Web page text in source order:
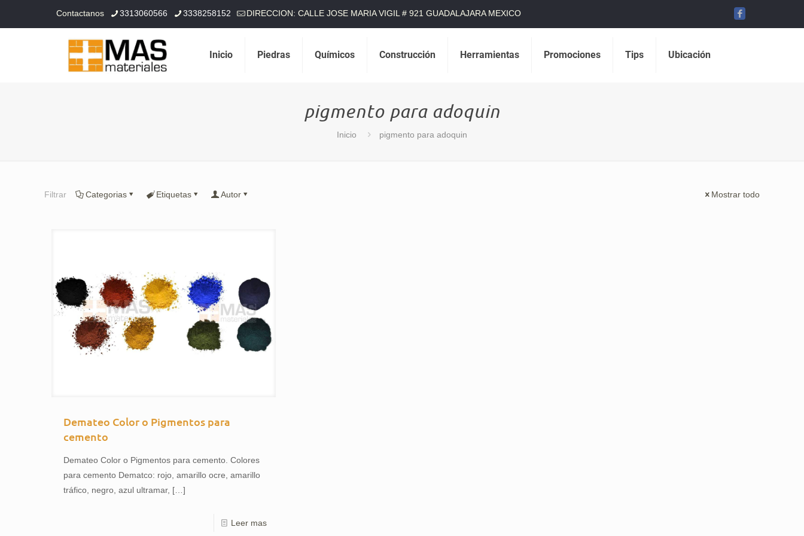
Contactanos 3313060566 3338258152 DIRECCION: CALLE JOSE MARIA VIGIL # 921 GUADALAJARA MEXICO
Inicio Piedras Químicos Construcción Herramientas Promociones Tips Ubicación
pigmento para adoquin
Inicio pigmento para adoquin
Filtrar Categorias Etiquetas Autor Mostrar todo
Demateo Color o Pigmentos para
cemento
Demateo Color o Pigmentos para cemento. Colores
para cemento Dematco: rojo, amarillo ocre, amarillo
tráfico, negro, azul ultramar, […]
Leer mas